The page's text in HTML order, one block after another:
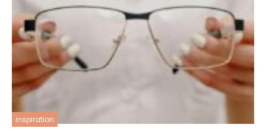
inspiration